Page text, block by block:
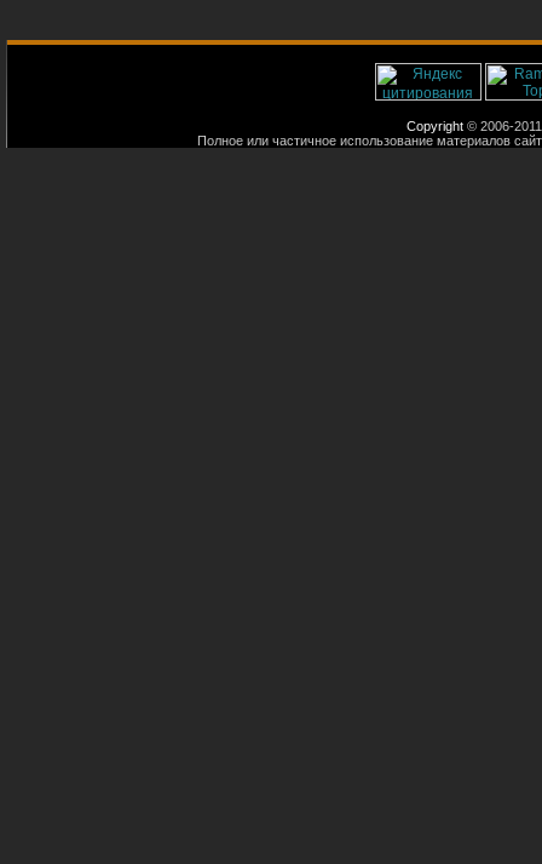
Copyright © 2006-
Полное или частичное использование материалов